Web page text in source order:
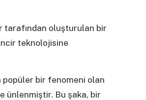
tarafından oluşturulan bir
teknolojisine
popüler bir fenomeni olan
ünlenmiştir. Bu şaka, bir